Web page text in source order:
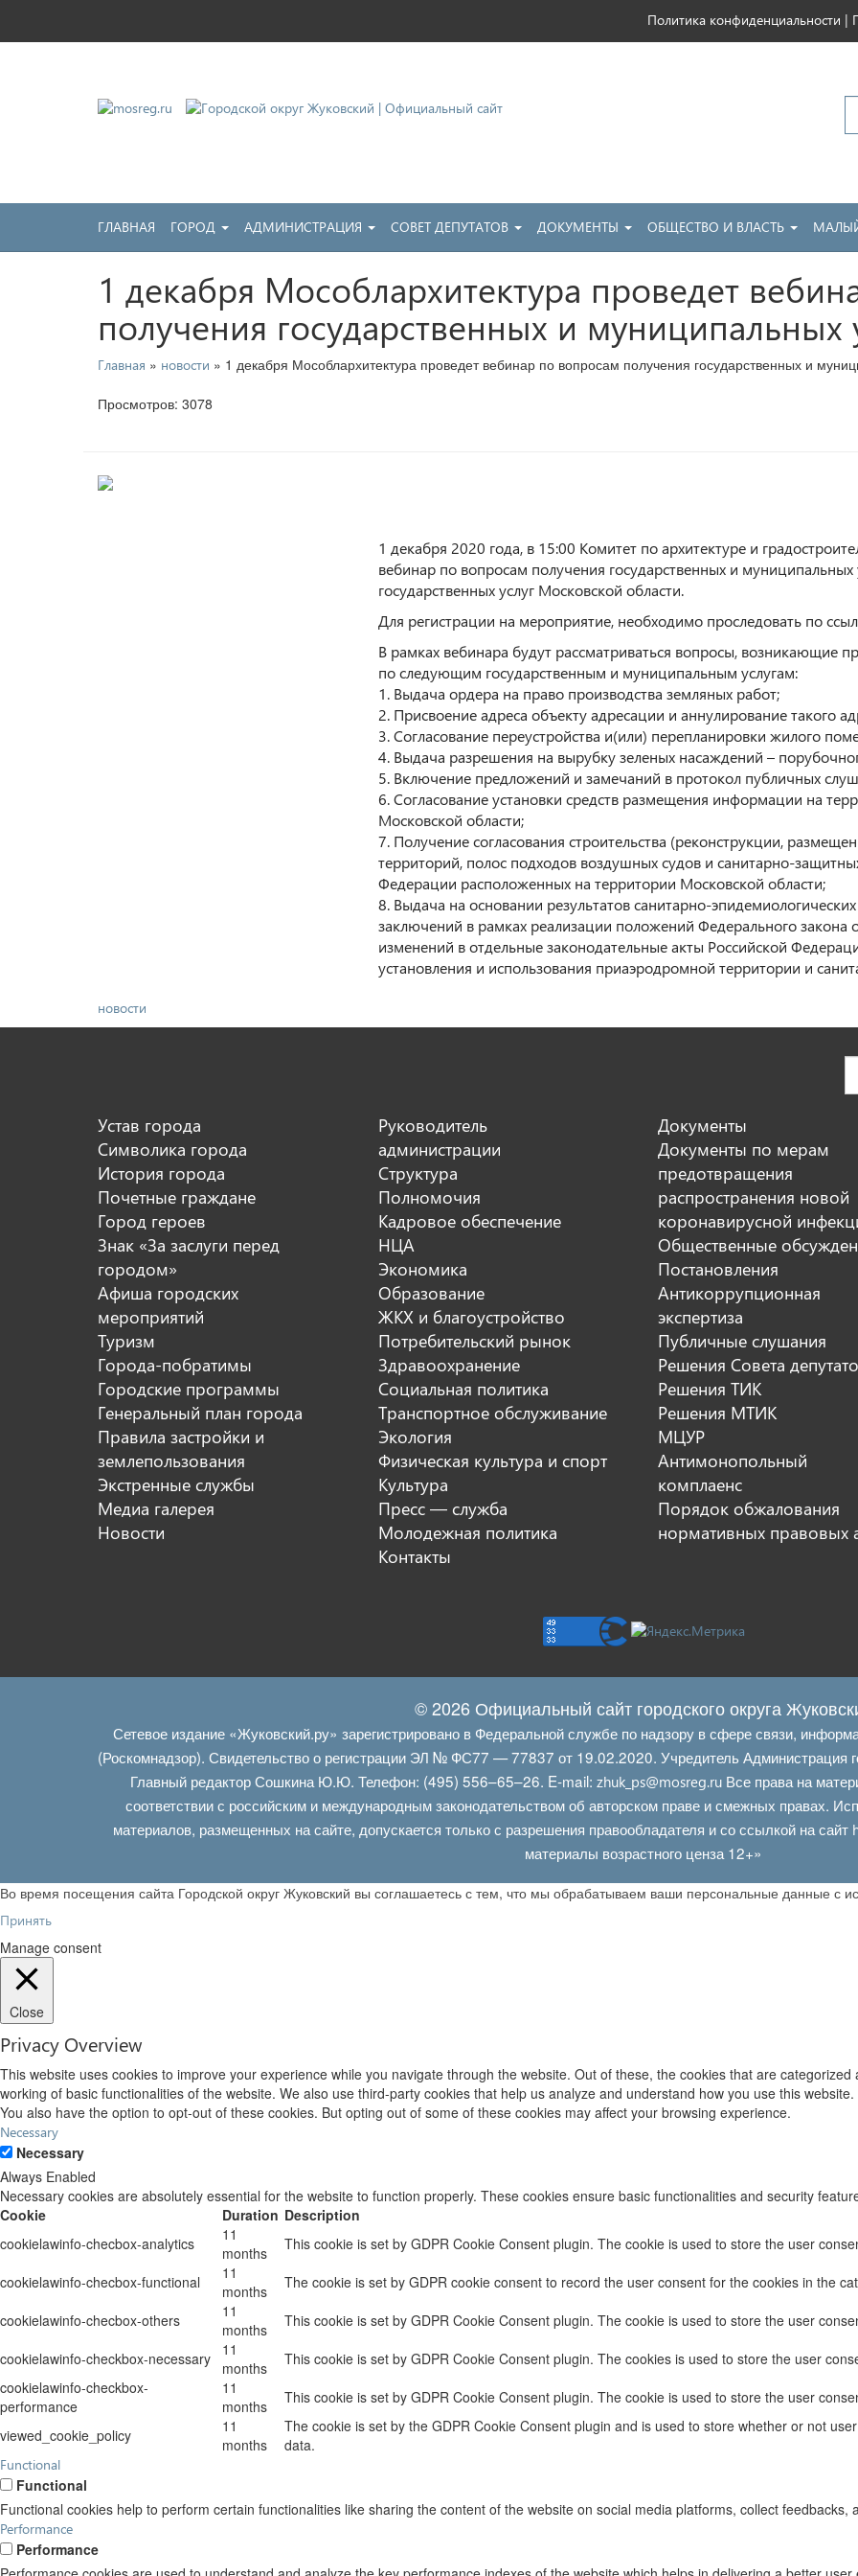
Политика конфиденциальности |
ГЛАВНАЯ ГОРОД АДМИНИСТРАЦИЯ СОВЕТ ДЕПУТАТОВ ДОКУМЕНТЫ ОБЩЕСТВО И ВЛАСТЬ
1 декабря Мособлархитектура проведет
получения государственных и муниципальных
Главная » новости » 1 декабря Мособлархитектура проведет вебинар по вопросам получения государственных и
Просмотров: 3078
1 декабря 2020 года, в 15:00 Комитет по архитектуре и
вебинар по вопросам получения государственных и муниципальных
государственных услуг Московской области.
Для регистрации на мероприятие, необходимо проследовать по
В рамках вебинара будут рассматриваться вопросы, возникающие
по следующим государственным и муниципальным услугам:
1. Выдача ордера на право производства земляных работ;
2. Присвоение адреса объекту адресации и аннулирование такого
3. Согласование переустройства и(или) перепланировки жилого
4. Выдача разрешения на вырубку зеленых насаждений –
5. Включение предложений и замечаний в протокол публичных
6. Согласование установки средств размещения информации на
Московской области;
7. Получение согласования строительства (реконструкции,
территорий, полос подходов воздушных судов и санитарно-
Федерации расположенных на территории Московской области;
8. Выдача на основании результатов санитарно-
заключений в рамках реализации положений Федерального
изменений в отдельные законодательные акты Российской
установления и использования приаэродромной территории и
новости
Устав города
Символика города
История города
Почетные граждане
Город героев
Знак «За заслуги перед
городом»
Афиша городских
мероприятий
Туризм
Города-побратимы
Городские программы
Генеральный план города
Правила застройки и
землепользования
Экстренные службы
Медиа галерея
Новости
Руководитель
администрации
Структура
Полномочия
Кадровое обеспечение
НЦА
Экономика
Образование
ЖКХ и благоустройство
Потребительский рынок
Здравоохранение
Социальная политика
Транспортное обслуживание
Экология
Физическая культура и спорт
Культура
Пресс — служба
Молодежная политика
Контакты
Документы
Документы по мерам
предотвращения
распространения новой
коронавирусной
Общественные
Постановления
Антикоррупционная
экспертиза
Публичные слушания
Решения Совета
Решения ТИК
Решения МТИК
МЦУР
Антимонопольный
комплаенс
Порядок обжалования
нормативных правовых
© 2026 Официальный сайт городского округа
Сетевое издание «Жуковский.ру» зарегистрировано в Федеральной службе по надзору в сфере связи,
(Роскомнадзор). Свидетельство о регистрации ЭЛ № ФС77 — 77837 от 19.02.2020. Учредитель Администрация
Главный редактор Сошкина Ю.Ю. Телефон: (495) 556–65–26. E‑mail: zhuk_ps@mosreg.ruВсе права на
соответствии с российским и международным законодательством об авторском праве и смежных правах.
материалов, размещенных на сайте, допускается только с разрешения правообладателя и со ссылкой на сайт
материалы возрастного ценза 12+»
Во время посещения сайта Городской округ Жуковский вы соглашаетесь с тем, что мы обрабатываем ваши персональные данные с
Принять
Manage consent
Close
Privacy Overview
This website uses cookies to improve your experience while you navigate through the website. Out of these, the cookies that are
working of basic functionalities of the website. We also use third-party cookies that help us analyze and understand how you use this
You also have the option to opt-out of these cookies. But opting out of some of these cookies may affect your browsing experience.
Necessary
Necessary
Always Enabled
Necessary cookies are absolutely essential for the website to function properly. These cookies ensure basic functionalities and security
Cookie
Duration Description
cookielawinfo-checbox-analytics
11
months
This cookie is set by GDPR Cookie Consent plugin. The cookie is used to store the user
cookielawinfo-checbox-functional
11
months
The cookie is set by GDPR cookie consent to record the user consent for the cookies in the
cookielawinfo-checbox-others
11
months
This cookie is set by GDPR Cookie Consent plugin. The cookie is used to store the user
cookielawinfo-checkbox-necessary
11
months
This cookie is set by GDPR Cookie Consent plugin. The cookies is used to store the user
cookielawinfo-checkbox-
performance
11
months
This cookie is set by GDPR Cookie Consent plugin. The cookie is used to store the user
viewed_cookie_policy
11
months
The cookie is set by the GDPR Cookie Consent plugin and is used to store whether or not
data.
Functional
Functional
Functional cookies help to perform certain functionalities like sharing the content of the website on social media platforms, collect feedbacks,
Performance
Performance